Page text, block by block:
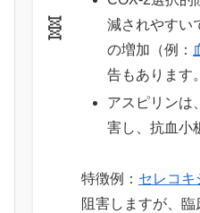
🧬
減されやすい
の増加（例：
告もあります。
アスピリンは
害し、抗血小
特徴例： セレコキ
阻害しますが、